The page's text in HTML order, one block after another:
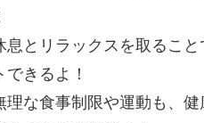
息とリラックスを取るこ
きるよ！
理な食事制限や運動も、